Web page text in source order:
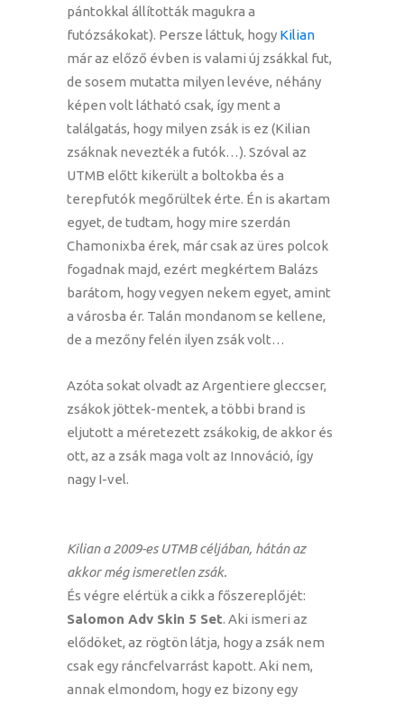
pántokkal állították magukra a
futózsákokat). Persze láttuk, hogy Kilian
már az előző évben is valami új zsákkal fut,
de sosem mutatta milyen levéve, néhány
képen volt látható csak, így ment a
találgatás, hogy milyen zsák is ez (Kilian
zsáknak nevezték a futók…). Szóval az
UTMB előtt kikerült a boltokba és a
terepfutók megőrültek érte. Én is akartam
egyet, de tudtam, hogy mire szerdán
Chamonixba érek, már csak az üres polcok
fogadnak majd, ezért megkértem Balázs
barátom, hogy vegyen nekem egyet, amint
a városba ér. Talán mondanom se kellene,
de a mezőny felén ilyen zsák volt…
Azóta sokat olvadt az Argentiere gleccser,
zsákok jöttek-mentek, a többi brand is
eljutott a méretezett zsákokig, de akkor és
ott, az a zsák maga volt az Innováció, így
nagy I-vel.
Kilian a 2009-es UTMB céljában, hátán az
akkor még ismeretlen zsák.
És végre elértük a cikk a főszereplőjét:
Salomon Adv Skin 5 Set. Aki ismeri az
elődöket, az rögtön látja, hogy a zsák nem
csak egy ráncfelvarrást kapott. Aki nem,
annak elmondom, hogy ez bizony egy